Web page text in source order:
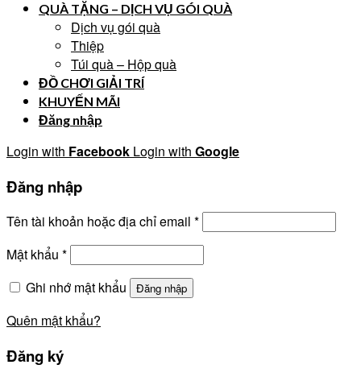
QUÀ TẶNG – DỊCH VỤ GÓI QUÀ
Dịch vụ gói quà
Thiệp
Túi quà – Hộp quà
ĐỒ CHƠI GIẢI TRÍ
KHUYẾN MÃI
Đăng nhập
Login with Facebook Login with Google
Đăng nhập
Tên tài khoản hoặc địa chỉ email *
Mật khẩu *
Ghi nhớ mật khẩu
Đăng nhập
Quên mật khẩu?
Đăng ký